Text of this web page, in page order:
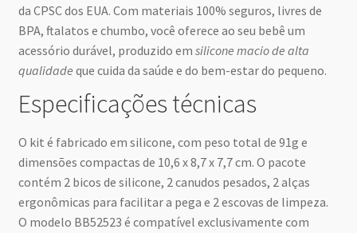
da CPSC dos EUA. Com materiais 100% seguros, livres de
BPA, ftalatos e chumbo, você oferece ao seu bebê um
acessório durável, produzido em silicone macio de alta
qualidade que cuida da saúde e do bem-estar do pequeno.
Especificações técnicas
O kit é fabricado em silicone, com peso total de 91g e
dimensões compactas de 10,6 x 8,7 x 7,7 cm. O pacote
contém 2 bicos de silicone, 2 canudos pesados, 2 alças
ergonômicas para facilitar a pega e 2 escovas de limpeza.
O modelo BB52523 é compatível exclusivamente com